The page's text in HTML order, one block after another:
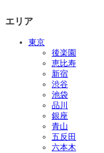
エリア
東京
後楽園
恵比寿
新宿
渋谷
池袋
品川
銀座
青山
五反田
六本木